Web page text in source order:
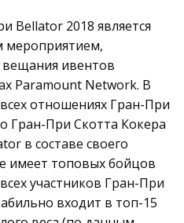
Bellator 2018 является
мероприятием,
ивентов
Paramount Network. В
отношениях Гран-При
Гран-При Скотта Кокера
в составе своего
имеет топовых бойцов
участников Гран-При
входит в топ-15